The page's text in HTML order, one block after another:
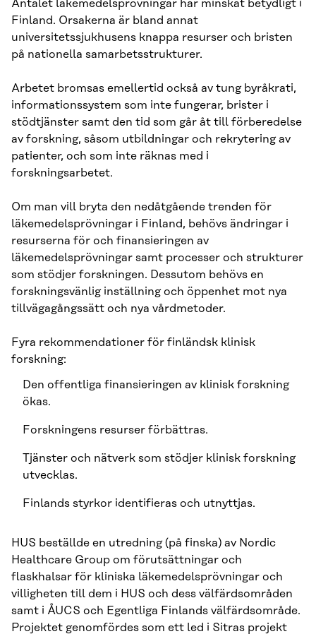
Antalet läkemedelsprövningar har minskat betydligt i
Finland. Orsakerna är bland annat
universitetssjukhusens knappa resurser och bristen
på nationella samarbetsstrukturer.
Arbetet bromsas emellertid också av tung byråkrati,
informationssystem som inte fungerar, brister i
stödtjänster samt den tid som går åt till förberedelse
av forskning, såsom utbildningar och rekrytering av
patienter, och som inte räknas med i
forskningsarbetet.
Om man vill bryta den nedåtgående trenden för
läkemedelsprövningar i Finland, behövs ändringar i
resurserna för och finansieringen av
läkemedelsprövningar samt processer och strukturer
som stödjer forskningen. Dessutom behövs en
forskningsvänlig inställning och öppenhet mot nya
tillvägagångssätt och nya vårdmetoder.
Fyra rekommendationer för finländsk klinisk
forskning:
Den offentliga finansieringen av klinisk forskning
ökas.
Forskningens resurser förbättras.
Tjänster och nätverk som stödjer klinisk forskning
utvecklas.
Finlands styrkor identifieras och utnyttjas.
HUS beställde en utredning (på finska) av Nordic
Healthcare Group om förutsättningar och
flaskhalsar för kliniska läkemedelsprövningar och
villigheten till dem i HUS och dess välfärdsområden
samt i ÅUCS och Egentliga Finlands välfärdsområde.
Projektet genomfördes som ett led i Sitras projekt